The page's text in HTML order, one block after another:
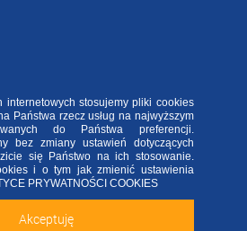
aplikację mobilną FA Group!
ACADEMY
| ul. Kowalska 2, 45-588 Opole
- WSZELKIE PRAWA ZASTRZEŻONE
RODO FA Regulamin
Kontakt
Deklaracja dostępności
Akceptuję
internetowych stosujemy pliki cookies
Państwa rzecz usług na najwyższym
do Państwa preferencji.
bez zmiany ustawień dotyczących
się Państwo na ich stosowanie.
i o tym jak zmienić ustawienia
PRYWATNOŚCI COOKIES